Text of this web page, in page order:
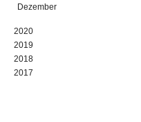
Dezember
2020
2019
2018
2017